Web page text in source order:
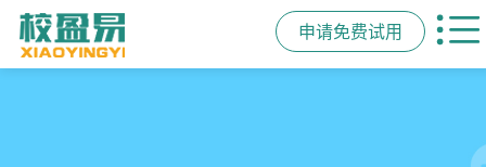
申请免费试用